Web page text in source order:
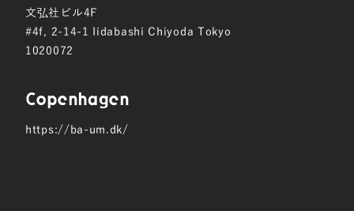
文弘社ビル4F
#4f, 2-14-1 Iidabashi Chiyoda Tokyo
1020072
Copen hagen
https://ba-um.dk/